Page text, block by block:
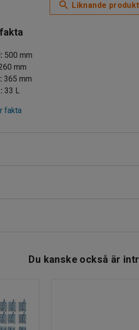
Liknande
: 500 mm
mm
: 365 mm
: 33 L
fakta
-40°C upp till +120°, vilket gör att
när de är tomma. Du kan även stapla
förvaring. Med lock kan du
Du kanske också är